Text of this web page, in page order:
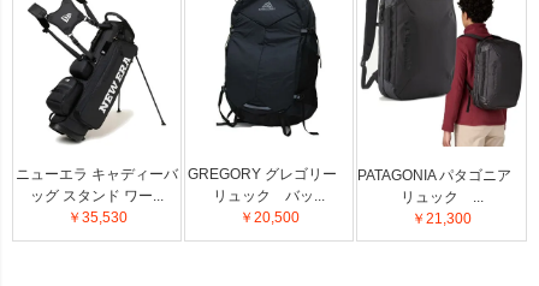
ニューエラ キャディーバ
ッグ スタンド ワー...
￥35,530
GREGORY グレゴリー
リュック バッ...
￥20,500
PATAGONIA パタゴニア
リュック ...
￥21,300